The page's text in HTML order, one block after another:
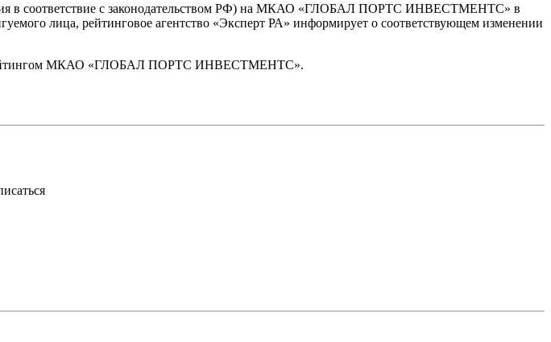
в соответствие с законодательством РФ) на МКАО «ГЛОБАЛ ПОРТС ИНВЕСТМЕНТС» в
лица, рейтинговое агентство «Эксперт РА» информирует о соответствующем изменении
рейтингом МКАО «ГЛОБАЛ ПОРТС ИНВЕСТМЕНТС».